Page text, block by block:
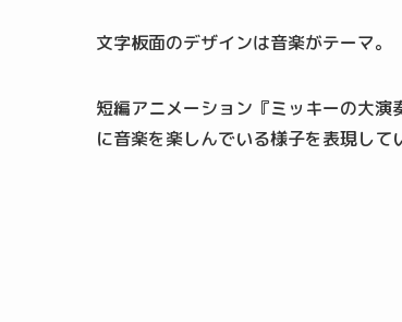
文字板面のデザインは音楽がテーマ。
短編アニメーション『ミッキーの大
に音楽を楽しんでいる様子を表現して